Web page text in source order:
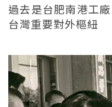
過去是台肥南港工
台灣重要對外樞紐